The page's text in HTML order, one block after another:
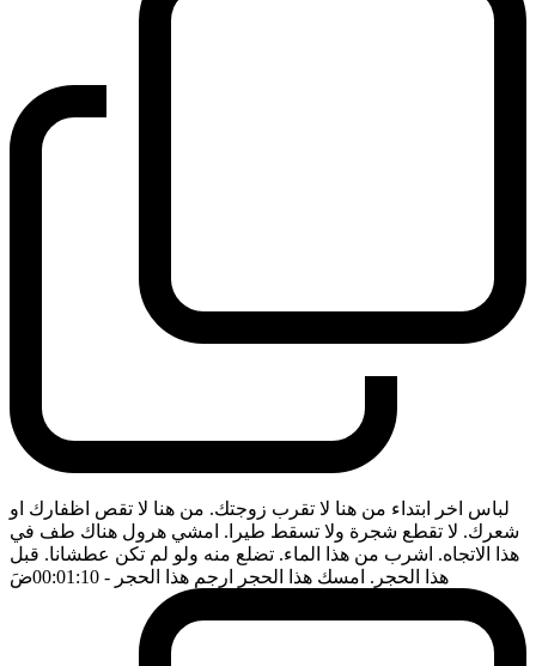
لباس اخر ابتداء من هنا لا تقرب زوجتك. من هنا لا تقص اظفارك او
شعرك. لا تقطع شجرة ولا تسقط طيرا. امشي هرول هناك طف في
هذا الاتجاه. اشرب من هذا الماء. تضلع منه ولو لم تكن عطشانا. قبل
هذا الحجر. امسك هذا الحجر ارجم هذا الحجر - 00:01:10 ضَ